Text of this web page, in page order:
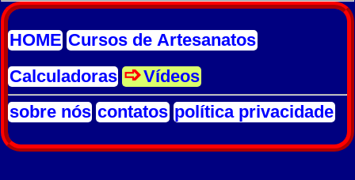
HOME Cursos de Artesanatos
Calculadoras
Vídeos
sobre nós contatos política privacidade